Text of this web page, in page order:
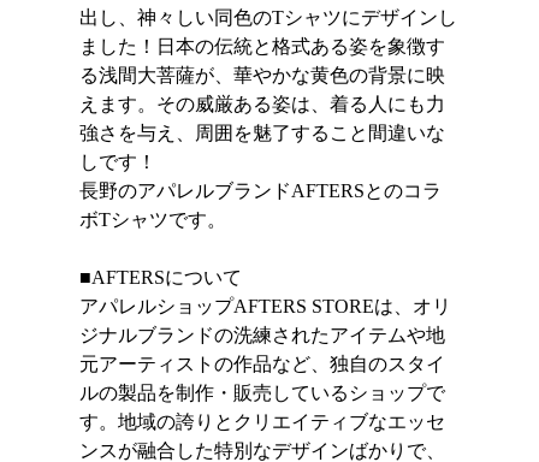
出し、神々しい同色のTシャツにデザインし
ました！日本の伝統と格式ある姿を象徴す
る浅間大菩薩が、華やかな黄色の背景に映
えます。その威厳ある姿は、着る人にも力
強さを与え、周囲を魅了すること間違いな
しです！
長野のアパレルブランドAFTERSとのコラ
ボTシャツです。
■AFTERSについて
アパレルショップAFTERS STOREは、オリ
ジナルブランドの洗練されたアイテムや地
元アーティストの作品など、独自のスタイ
ルの製品を制作・販売しているショップで
す。地域の誇りとクリエイティブなエッセ
ンスが融合した特別なデザインばかりで、